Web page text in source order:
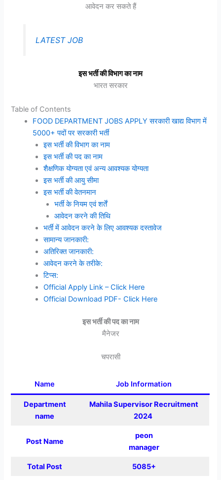
आवेदन कर सकते हैं
LATEST JOB
इस भर्ती की विभाग का नाम
भारत सरकार
Table of Contents
FOOD DEPARTMENT JOBS APPLY सरकारी खाद्य विभाग में
5000+ पदों पर सरकारी भर्ती
इस भर्ती की विभाग का नाम
इस भर्ती की पद का नाम
शैक्षणिक योग्यता एवं अन्य आवश्यक योग्यता
इस भर्ती की आयु सीमा
इस भर्ती की वेतनमान
भर्ती के नियम एवं शर्तें
आवेदन करने की तिथि
भर्ती में आवेदन करने के लिए आवश्यक दस्तावेज
सामान्य जानकारी:
अतिरिक्त जानकारी:
आवेदन करने के तरीके:
टिप्स:
Official Apply Link – Click Here
Official Download PDF- Click Here
इस भर्ती की पद का नाम
मैनेजर
चपरासी
Name Job Information
Department
name
Mahila Supervisor Recruitment
2024
Post Name
peon
manager
Total Post 5085+